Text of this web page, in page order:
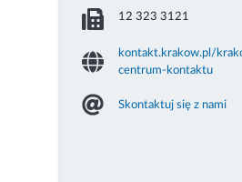
12 323 3121
kontakt.krakow.pl/
centrum-kontaktu
Skontaktuj się z nami